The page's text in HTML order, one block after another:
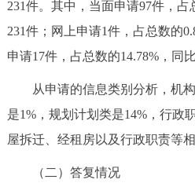
231件。其中，当面申请97件，占
231件；网上申请1件，占总数的
申请17件，占总数的14.78%，同
从申请的信息类别分析，机构
是1%，规划计划类是14%，行政
屋拆迁、经租房以及行政职责等相
（二）答复情况